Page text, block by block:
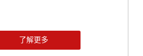
了解更多